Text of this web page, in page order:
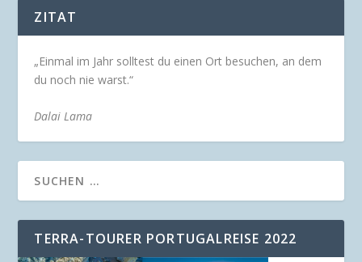
ZITAT
„Einmal im Jahr solltest du einen Ort besuchen, an dem
du noch nie warst.“
Dalai Lama
TERRA-TOURER PORTUGALREISE 2022